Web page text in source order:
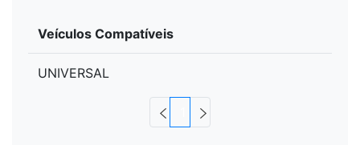
Veículos Compatíveis
UNIVERSAL